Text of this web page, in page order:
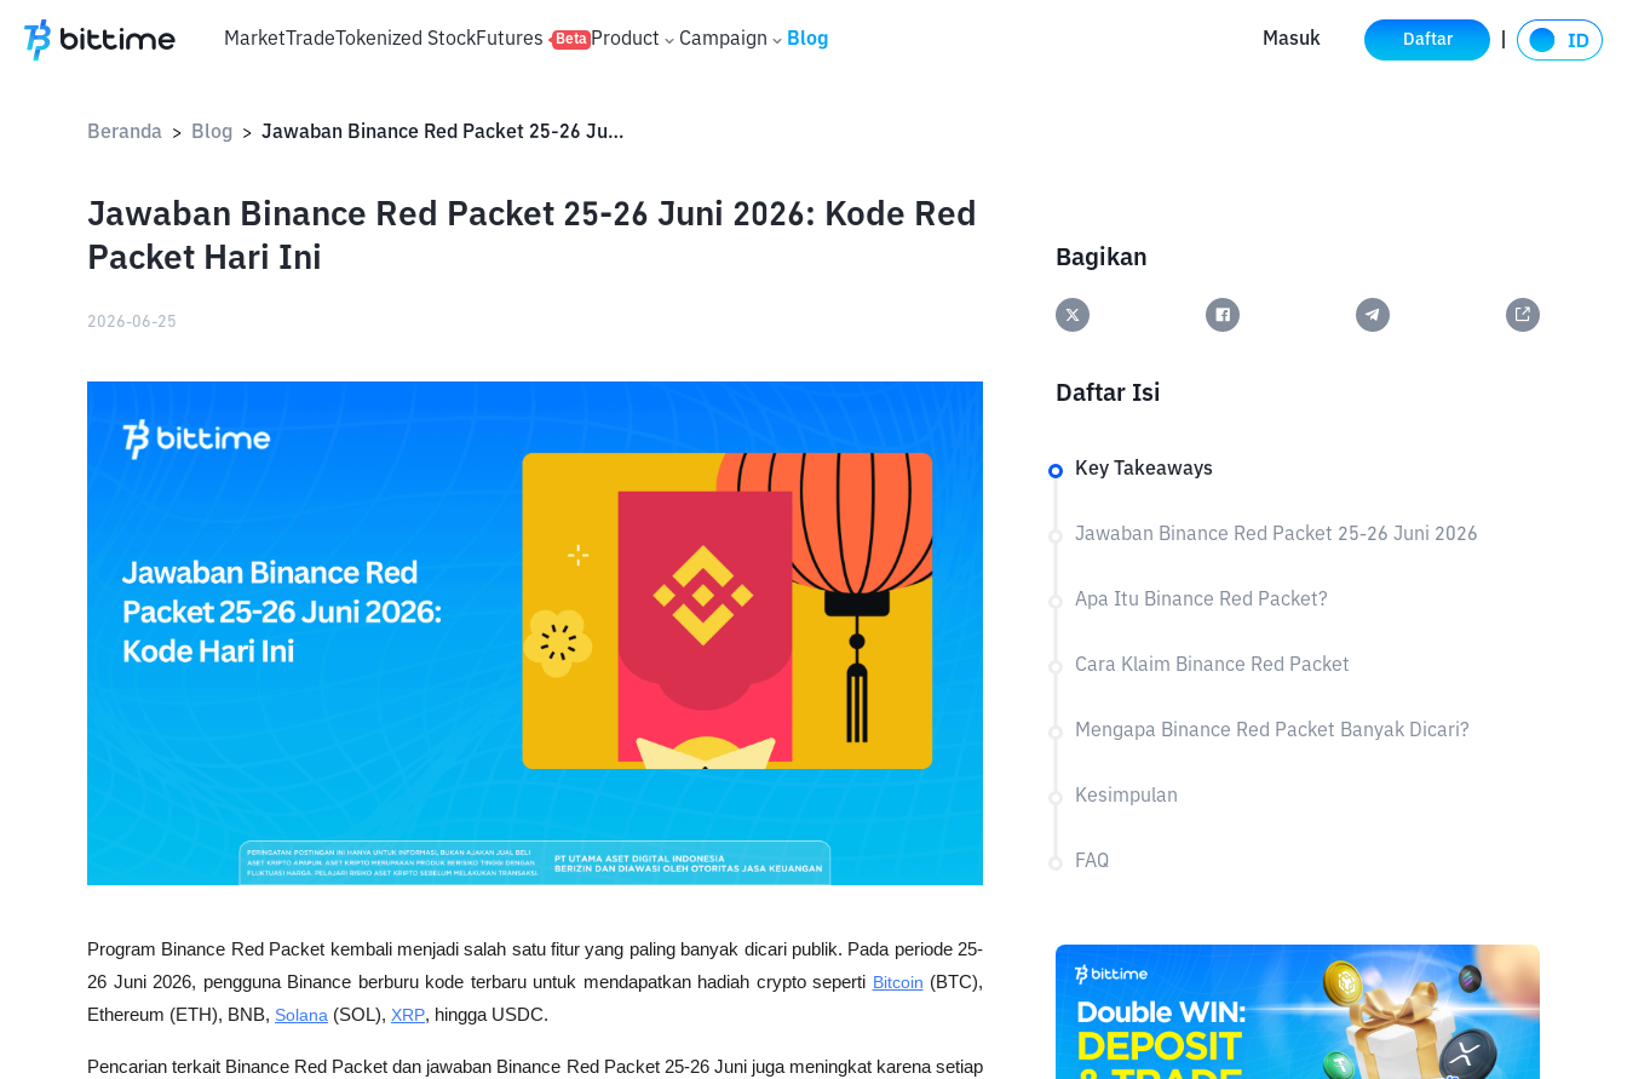
MarketTradeTokenized StockFutures Beta Product Campaign Blog Masuk Daftar
Beranda > Blog > Jawaban Binance Red Packet 25-26 Juni 2026: Kode Red Packet Hari Ini
Jawaban Binance Red Packet 25-26 Juni 2026: Kode Red
Packet Hari Ini
2026-06-25
Program Binance Red Packet kembali menjadi salah satu fitur yang paling banyak dicari publik. Pada periode 25-
26 Juni 2026, pengguna Binance berburu kode terbaru untuk mendapatkan hadiah crypto seperti Bitcoin (BTC),
Ethereum (ETH), BNB, Solana (SOL), XRP, hingga USDC.
Pencarian terkait Binance Red Packet dan jawaban Binance Red Packet 25-26 Juni juga meningkat karena setiap
Bagikan
Daftar Isi
Key Takeaways
Jawaban Binance Red Packet 25-26 Juni 2026
Apa Itu Binance Red Packet?
Cara Klaim Binance Red Packet
Mengapa Binance Red Packet Banyak Dicari?
Kesimpulan
FAQ